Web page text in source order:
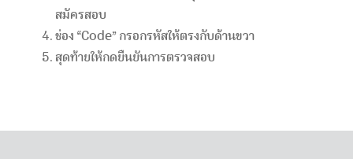
สมัครสอบ
ช่อง “Code” กรอกรหัสให้ตรงกับด้านขวา
สุดท้ายให้กดยืนยันการตรวจสอบ